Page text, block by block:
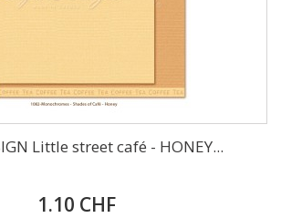
Little street café - HONEY...
1.10 CHF